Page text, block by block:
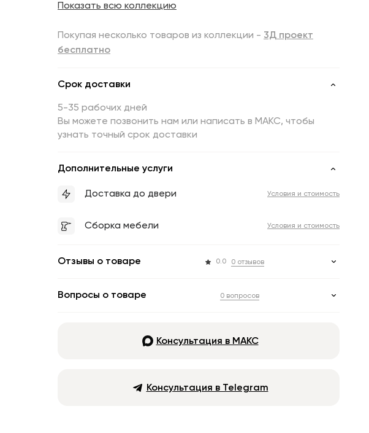
Показать всю коллекцию
Покупая несколько товаров из коллекции - 3Д проект
бесплатно
Срок доставки
5-35 рабочих дней
Вы можете позвонить нам или написать в МАКС, чтобы
узнать точный срок доставки
Дополнительные услуги
Доставка до двери Условия и стоимость
Сборка мебели Условия и стоимость
Отзывы о товаре 0.0 0 отзывов
Вопросы о товаре 0 вопросов
Консультация в МАКС
Консультация в Telegram